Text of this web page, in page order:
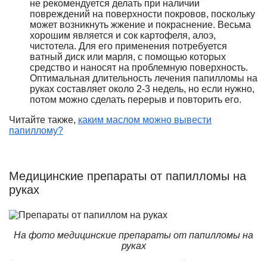
не рекомендуется делать при наличии
повреждений на поверхности покровов, поскольку
может возникнуть жжение и покраснение. Весьма
хорошим является и сок картофеля, алоэ,
чистотела. Для его применения потребуется
ватный диск или марля, с помощью которых
средство и наносят на проблемную поверхность.
Оптимальная длительность лечения папилломы на
руках составляет около 2-3 недель, но если нужно,
потом можно сделать перерыв и повторить его.
Читайте также, каким маслом можно вывести
папиллому?
Медицинские препараты от папилломы на
руках
На фото медицинские препараты от папилломы на
руках